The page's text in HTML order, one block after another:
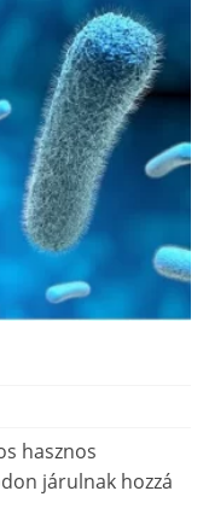
hasznos
járulnak hozzá